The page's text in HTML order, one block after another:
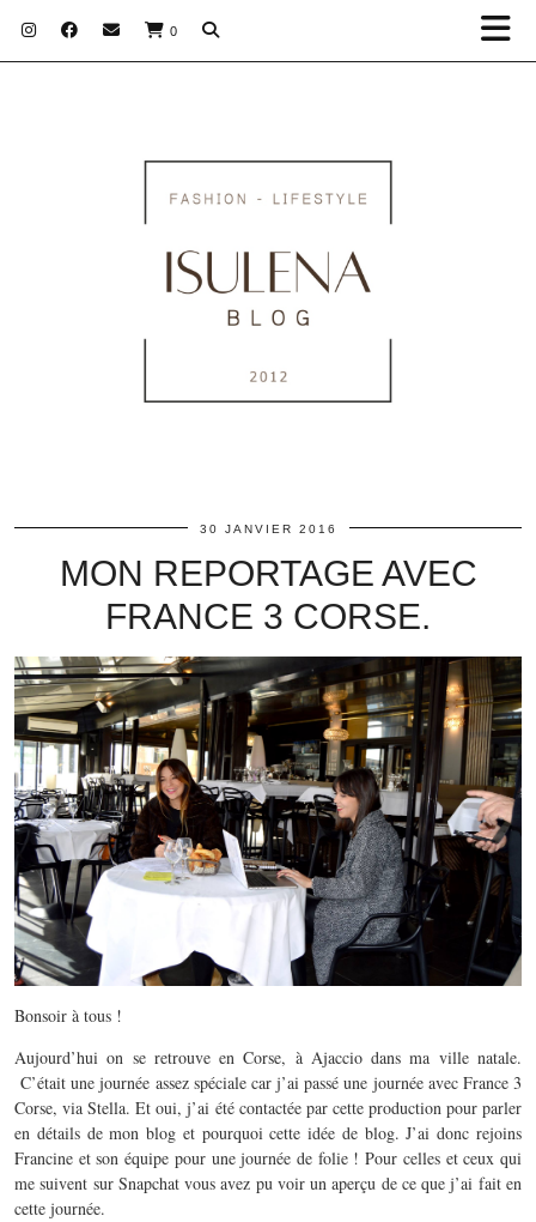
0
30 JANVIER 2016
MON REPORTAGE AVEC
FRANCE 3 CORSE.
Bonsoir à tous !
Aujourd’hui on se retrouve en Corse, à Ajaccio dans ma ville natale.
C’était une journée assez spéciale car j’ai passé une journée avec France 3
Corse, via Stella. Et oui, j’ai été contactée par cette production pour parler
en détails de mon blog et pourquoi cette idée de blog. J’ai donc rejoins
Francine et son équipe pour une journée de folie ! Pour celles et ceux qui
me suivent sur Snapchat vous avez pu voir un aperçu de ce que j’ai fait en
cette journée.